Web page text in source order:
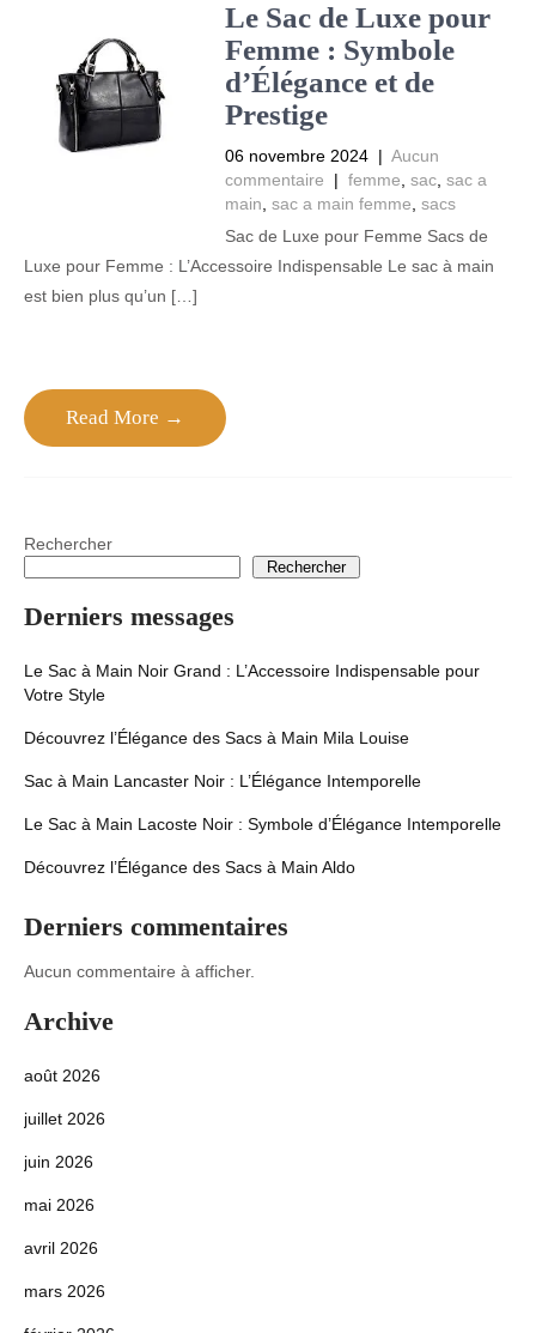
Le Sac de Luxe pour
Femme : Symbole
d’Élégance et de
Prestige
06 novembre 2024 | Aucun
commentaire
| femme sac, sac a
main sac a main femme sacs
Sac de Luxe pour Femme Sacs de
Luxe pour Femme : L’Accessoire Indispensable Le sac à main
est bien plus qu’un […]
Read More →
Rechercher
Rechercher
Derniers messages
Le Sac à Main Noir Grand : L’Accessoire Indispensable pour
Votre Style
Découvrez l’Élégance des Sacs à Main Mila Louise
Sac à Main Lancaster Noir : L’Élégance Intemporelle
Le Sac à Main Lacoste Noir : Symbole d’Élégance Intemporelle
Découvrez l’Élégance des Sacs à Main Aldo
Derniers commentaires
Aucun commentaire à afficher.
Archive
août 2026
juillet 2026
juin 2026
mai 2026
avril 2026
mars 2026